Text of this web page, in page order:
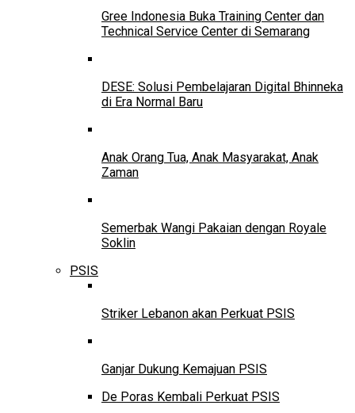
Gree Indonesia Buka Training Center dan
Technical Service Center di Semarang
DESE: Solusi Pembelajaran Digital Bhinneka
di Era Normal Baru
Anak Orang Tua, Anak Masyarakat, Anak
Zaman
Semerbak Wangi Pakaian dengan Royale
Soklin
PSIS
Striker Lebanon akan Perkuat PSIS
Ganjar Dukung Kemajuan PSIS
De Poras Kembali Perkuat PSIS